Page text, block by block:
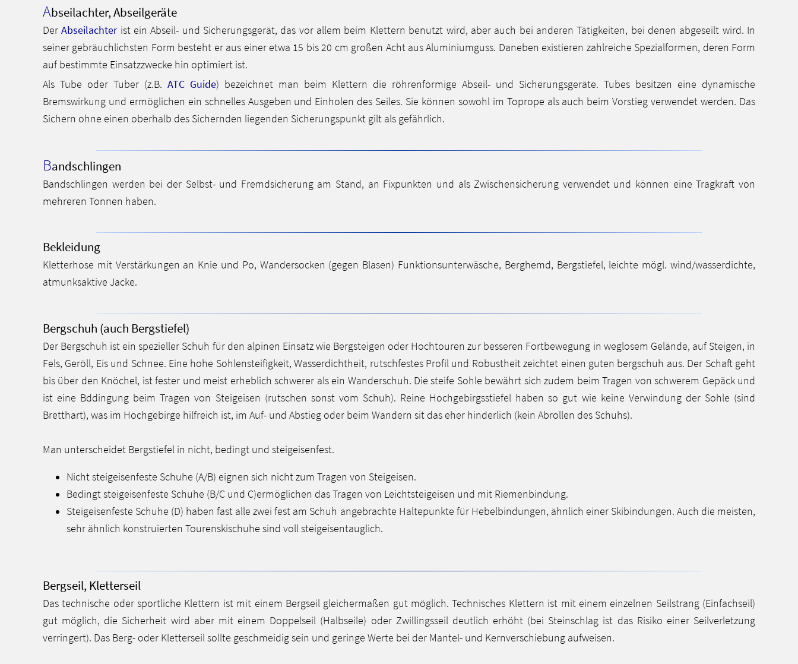
Abseilachter, Abseilgeräte
DerAbseilachterist ein Abseil- und Sicherungsgerät, das vor allem beim Klettern benutzt wird, aber auch bei anderen Tätigkeiten, bei denen abgeseilt wird. In
seiner gebräuchlichsten Form besteht er aus einer etwa 15 bis 20 cm großen Acht aus Aluminiumguss. Daneben existieren zahlreiche Spezialformen, deren Form
auf bestimmte Einsatzzwecke hin optimiert ist.
Als Tube oder Tuber (z.B. ATC Guide) bezeichnet man beim Klettern die röhrenförmige Abseil- und Sicherungsgeräte. Tubes besitzen eine dynamische
Bremswirkung und ermöglichen ein schnelles Ausgeben und Einholen des Seiles. Sie können sowohl im Toprope als auch beim Vorstieg verwendet werden. Das
Sichern ohne einen oberhalb des Sichernden liegenden Sicherungspunkt gilt als gefährlich.
Bandschlingen
Bandschlingen werden bei der Selbst- und Fremdsicherung am Stand, an Fixpunkten und als Zwischensicherung verwendet und können eine Tragkraft von
mehreren Tonnen haben.
Bekleidung
Kletterhose mit Verstärkungen an Knie und Po, Wandersocken (gegen Blasen) Funktionsunterwäsche, Berghemd, Bergstiefel, leichte mögl. wind/wasserdichte,
atmunksaktive Jacke.
Bergschuh (auch Bergstiefel)
Der Bergschuh ist ein spezieller Schuh für den alpinen Einsatz wie Bergsteigen oder Hochtouren zur besseren Fortbewegung in weglosem Gelände, auf Steigen, in
Fels, Geröll, Eis und Schnee. Eine hohe Sohlensteifigkeit, Wasserdichtheit, rutschfestes Profil und Robustheit zeichtet einen guten bergschuh aus. Der Schaft geht
bis über den Knöchel, ist fester und meist erheblich schwerer als ein Wanderschuh. Die steife Sohle bewährt sich zudem beim Tragen von schwerem Gepäck und
ist eine Bddingung beim Tragen von Steigeisen (rutschen sonst vom Schuh). Reine Hochgebirgsstiefel haben so gut wie keine Verwindung der Sohle (sind
Bretthart), was im Hochgebirge hilfreich ist, im Auf- und Abstieg oder beim Wandern sit das eher hinderlich (kein Abrollen des Schuhs).
Man unterscheidet Bergstiefel in nicht, bedingt und steigeisenfest.
Nicht steigeisenfeste Schuhe (A/B) eignen sich nicht zum Tragen von Steigeisen.
Bedingt steigeisenfeste Schuhe (B/C und C)ermöglichen das Tragen von Leichtsteigeisen und mit Riemenbindung.
Steigeisenfeste Schuhe (D) haben fast alle zwei fest am Schuh angebrachte Haltepunkte für Hebelbindungen, ähnlich einer Skibindungen. Auch die meisten,
sehr ähnlich konstruierten Tourenskischuhe sind voll steigeisentauglich.
Bergseil, Kletterseil
Das technische oder sportliche Klettern ist mit einem Bergseil gleichermaßen gut möglich. Technisches Klettern ist mit einem einzelnen Seilstrang (Einfachseil)
gut möglich, die Sicherheit wird aber mit einem Doppelseil (Halbseile) oder Zwillingsseil deutlich erhöht (bei Steinschlag ist das Risiko einer Seilverletzung
verringert). Das Berg- oder Kletterseil sollte geschmeidig sein und geringe Werte bei der Mantel- und Kernverschiebung aufweisen.